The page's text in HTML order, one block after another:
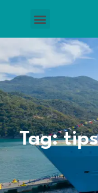
Tag: